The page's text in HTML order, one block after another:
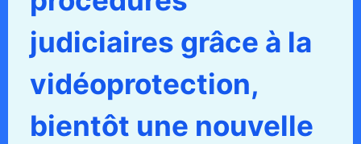
judiciaires grâce à la
vidéoprotection,
bientôt une nouvelle